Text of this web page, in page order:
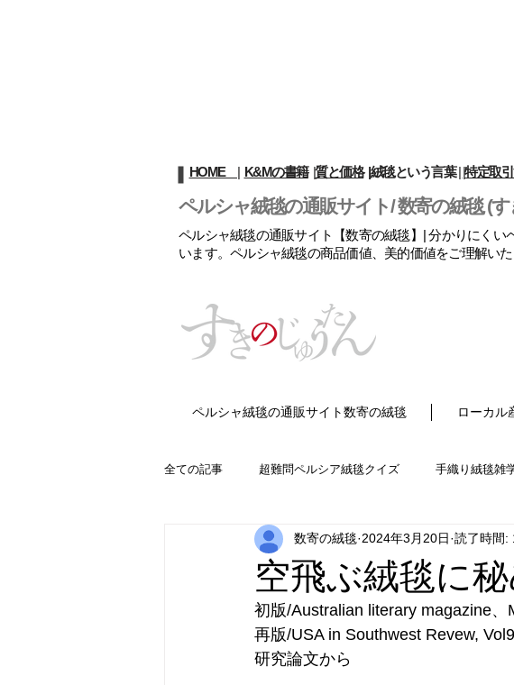
ペルシャ絨毯の通販サイト/ 数寄の絨毯 (
ペルシャ絨毯の通販サイト【数寄の絨毯】| 分かりにく
います。ペルシャ絨毯の商品価値、美的価値をご理解い
HOME | K&Mの書籍|質と価格|絨毯という言葉||特定取
ペルシャ絨毯の通販サイト数寄の絨毯 ローカル
全ての記事 超難問ペルシア絨毯クイズ 手織り絨毯雑
空飛ぶ絨毯に
数寄の絨毯 2024年3月20日 読了時間:
初版/Australian literary magazine
再版/USA in Southwest Revew,
研究論文から